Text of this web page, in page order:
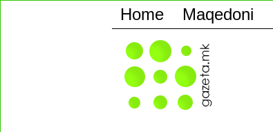
Home Maqedoni